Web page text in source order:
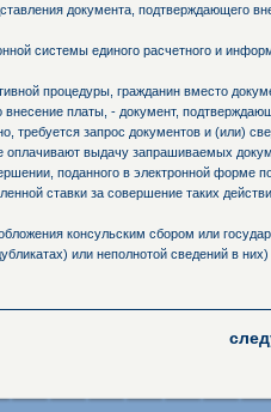
документа, подтверждающего
системы единого расчетного и
процедуры, гражданин вместо
платы, - документ,
запрос документов и (или)
оплачивают выдачу запрашиваемых
поданного в электронной форме
ставки за совершение таких
консульским сбором или
или неполнотой сведений в них)